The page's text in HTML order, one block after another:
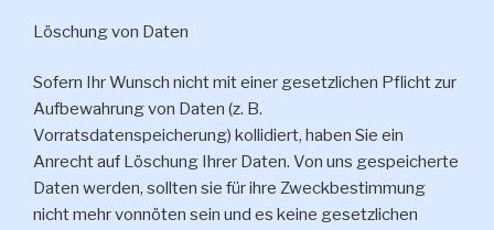
Löschung von Daten
Sofern Ihr Wunsch nicht mit einer gesetzlichen Pflicht zur
Aufbewahrung von Daten (z. B.
Vorratsdatenspeicherung) kollidiert, haben Sie ein
Anrecht auf Löschung Ihrer Daten. Von uns gespeicherte
Daten werden, sollten sie für ihre Zweckbestimmung
nicht mehr vonnöten sein und es keine gesetzlichen